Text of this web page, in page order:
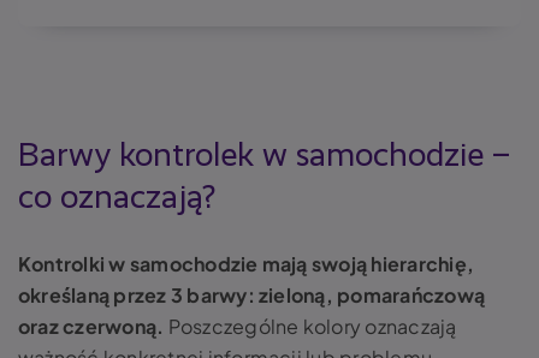
Barwy kontrolek w samochodzie –
co oznaczają?
Kontrolki w samochodzie mają swoją hierarchię,
określaną przez 3 barwy: zieloną, pomarańczową
oraz czerwoną. Poszczególne kolory oznaczają